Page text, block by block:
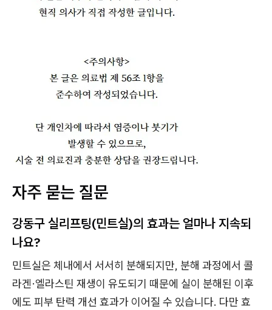
자주 묻는 질문
강동구 실리프팅(민트실)의 효과는 얼마나 지속되
나요?
민트실은 체내에서 서서히 분해되지만, 분해 과정에서 콜
라겐·엘라스틴 재생이 유도되기 때문에 실이 분해된 이후
에도 피부 탄력 개선 효과가 이어질 수 있습니다. 다만 효